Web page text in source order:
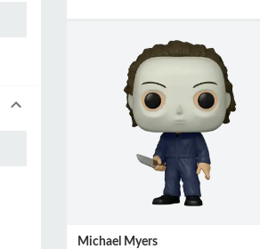
Michael Myers